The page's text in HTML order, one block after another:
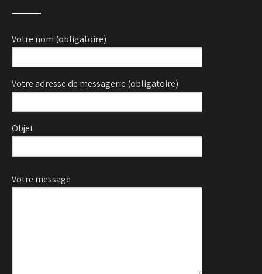
Votre nom (obligatoire)
Votre adresse de messagerie (obligatoire)
Objet
Votre message